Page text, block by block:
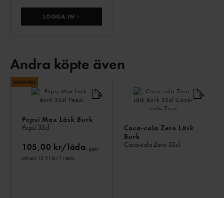
LOGGA IN
Andra köpte även
Pepsi Max Läsk Burk
Pepsi 33cl
105,00 kr/låda+ pant
Jmf.pris 15,91 kr/ l + pant
Coca-cola Zero Läsk
Burk
Coca-cola Zero 33cl